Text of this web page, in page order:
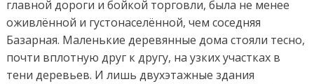
главной дороги и бойкой торговли, была не менее
оживлённой и густонаселённой, чем соседняя
Базарная. Маленькие деревянные дома стояли тесно,
почти вплотную друг к другу, на узких участках в
тени деревьев. И лишь двухэтажные здания